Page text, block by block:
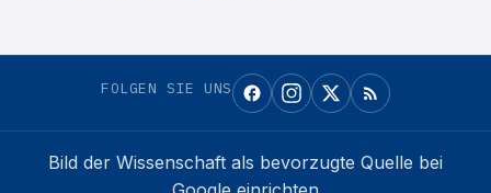
FOLGEN SIE UNS
Bild der Wissenschaft als bevorzugte Quelle bei